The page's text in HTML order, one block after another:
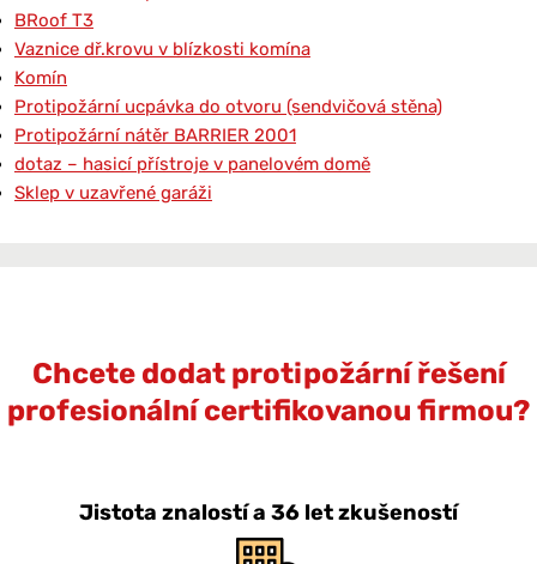
BRoof T3
Vaznice dř.krovu v blízkosti komína
Komín
Protipožární ucpávka do otvoru (sendvičová stěna)
Protipožární nátěr BARRIER 2001
dotaz – hasicí přístroje v panelovém domě
Sklep v uzavřené garáži
Chcete dodat protipožární řešení
profesionální certifikovanou firmou?
Jistota znalostí a 36 let zkušeností